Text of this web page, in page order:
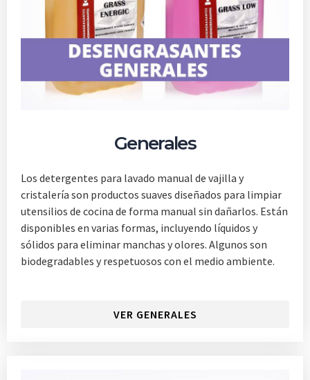
Generales
Los detergentes para lavado manual de vajilla y
cristalería son productos suaves diseñados para limpiar
utensilios de cocina de forma manual sin dañarlos. Están
disponibles en varias formas, incluyendo líquidos y
sólidos para eliminar manchas y olores. Algunos son
biodegradables y respetuosos con el medio ambiente.
VER GENERALES